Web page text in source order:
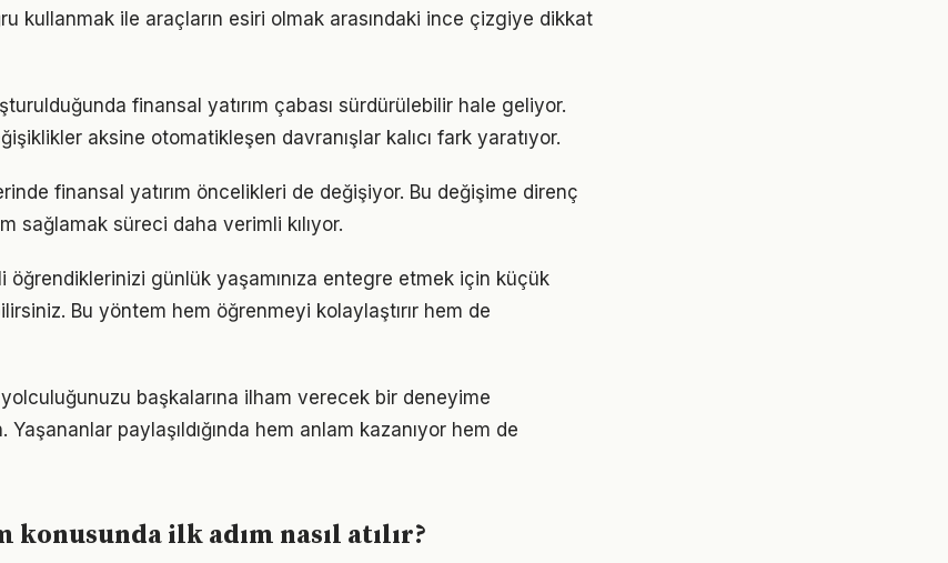
kullanmak ile araçların esiri olmak arasındaki ince çizgiye dikkat
finansal yatırım çabası sürdürülebilir hale geliyor.
aksine otomatikleşen davranışlar kalıcı fark yaratıyor.
finansal yatırım öncelikleri de değişiyor. Bu değişime direnç
sağlamak süreci daha verimli kılıyor.
öğrendiklerinizi günlük yaşamınıza entegre etmek için küçük
Bu yöntem hem öğrenmeyi kolaylaştırır hem de
yolculuğunuzu başkalarına ilham verecek bir deneyime
paylaşıldığında hem anlam kazanıyor hem de
konusunda ilk adım nasıl atılır?